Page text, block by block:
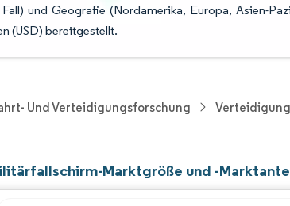
und Geografie (Nordamerika, Europa, Asien-
(USD) bereitgestellt.
Und Verteidigungsforschung
Marktgröße und -